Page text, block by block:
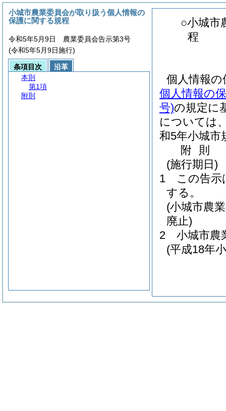
○小城市
程
個人情報
個人情報の
号)の規定に
については
和5年小城市
附 則
(施行期日)
1
この告示
する。
(小城市農
廃止)
2
小城市農
(平成18年
小城市農業委員会が取り扱う個人情報の
保護に関する規程
令和5年5月9日 農業委員会告示第3号
(令和5年5月9日施行)
条項目次
沿革
本則
第1項
附則